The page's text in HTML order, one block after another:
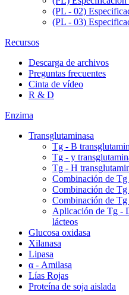
(PL - 02)
(PL - 03)
Recursos
Descarga de archivos
Preguntas frecuentes
Cinta de vídeo
R & D
Enzima
Transglutaminasa
Tg - B
Tg - y
Tg - H
Combinación de
Combinación de
Combinación de
Aplicación de Tg -
lácteos
Glucosa oxidasa
Xilanasa
Lipasa
α - Amilasa
Lías Rojas
Proteína de soja aislada